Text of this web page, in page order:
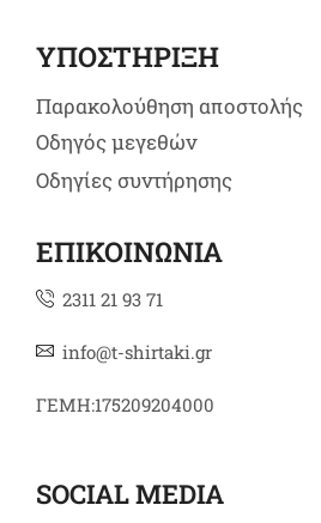
ΥΠΟΣΤΗΡΙΞΗ
Παρακολούθηση αποστολής
Οδηγός μεγεθών
Οδηγίες συντήρησης
ΕΠΙΚΟΙΝΩΝΙΑ
2311 21 93 71
info@t-shirtaki.gr
ΓΕΜΗ:175209204000
SOCIAL MEDIA